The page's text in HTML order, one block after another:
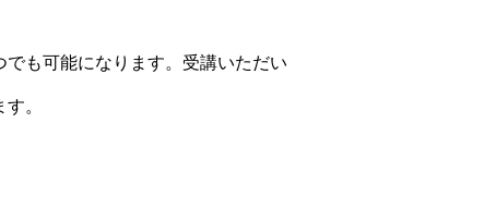
も可能になります。受講いただい
。